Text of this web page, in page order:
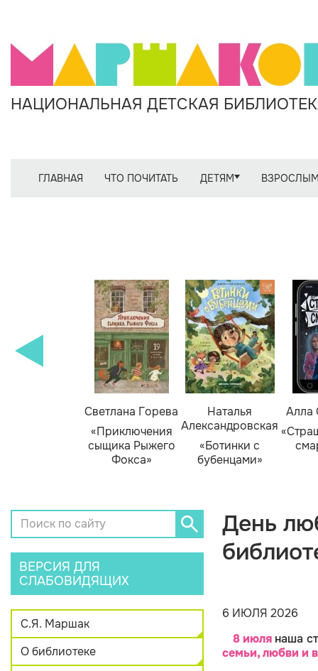
НАЦИОНАЛЬНАЯ ДЕТСКАЯ
ГЛАВНАЯ ЧТО ПОЧИТАТЬ ДЕТЯМ
Светлана Горева
«Приключения
сыщика Рыжего
Фокса»
Наталья
Александровская
«Ботинки с
бубенцами»
Алла
ВЕРСИЯ ДЛЯ
СЛАБОВИДЯЩИХ
С.Я. Маршак
О библиотеке
День
6 ИЮЛЯ 2026
8 июля наша
семьи, любви и